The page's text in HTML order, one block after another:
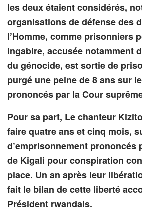
les deux étaient considérés,
organisations de défense des
l’Homme, comme prisonniers
Ingabire, accusée notamment
du génocide, est sortie de
purgé une peine de 8 ans sur
prononcés par la Cour
Pour sa part, Le chanteur
faire quatre ans et cinq mois,
d’emprisonnement prononcés
de Kigali pour conspiration
place. Un an après leur
fait le bilan de cette liberté
Président rwandais.